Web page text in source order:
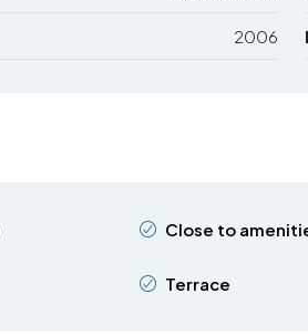
2006
Close to
Terrace